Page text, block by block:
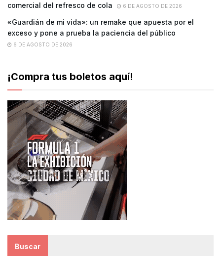
comercial del refresco de cola
6 DE AGOSTO DE 2026
«Guardián de mi vida»: un remake que apuesta por el
exceso y pone a prueba la paciencia del público
6 DE AGOSTO DE 2026
¡Compra tus boletos aquí!
Buscar